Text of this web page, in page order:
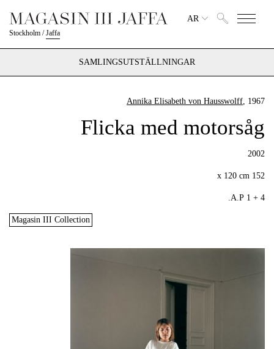
Stockholm /Jaffa
AR
SAMLINGSUTSTÄLLNINGAR
Annika Elisabeth von Hausswolff, 1967
Flicka med motorsåg
2002
152 x 120 cm
4 + 1 A.P.
Magasin III Collection